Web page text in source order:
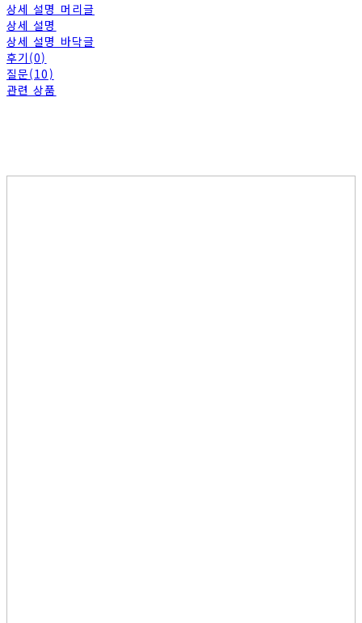
상세 설명 머리글
상세 설명
상세 설명 바닥글
후기(0)
질문(10)
관련 상품